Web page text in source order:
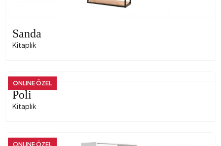
Sanda
Kitaplık
ONLINE ÖZEL
Poli
Kitaplık
ONLINE ÖZEL